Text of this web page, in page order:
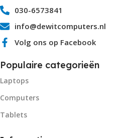
030-6573841
info@dewitcomputers.nl
Volg ons op Facebook
Populaire categorieën
Laptops
Computers
Tablets